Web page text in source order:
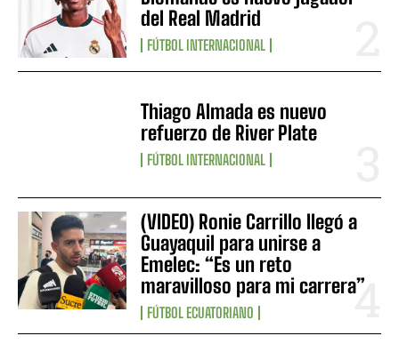
del Real Madrid
FÚTBOL INTERNACIONAL
Thiago Almada es nuevo
refuerzo de River Plate
FÚTBOL INTERNACIONAL
(VIDEO) Ronie Carrillo llegó a
Guayaquil para unirse a
Emelec: “Es un reto
maravilloso para mi carrera”
FÚTBOL ECUATORIANO